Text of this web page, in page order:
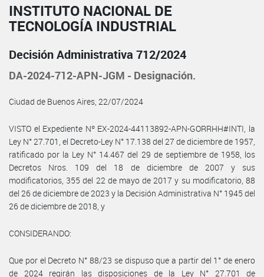
INSTITUTO NACIONAL DE
TECNOLOGÍA INDUSTRIAL
Decisión Administrativa 712/2024
DA-2024-712-APN-JGM - Designación.
Ciudad de Buenos Aires, 22/07/2024
VISTO el Expediente Nº EX-2024-44113892-APN-GORRHH#INTI, la
Ley N° 27.701, el Decreto-Ley N° 17.138 del 27 de diciembre de 1957,
ratificado por la Ley N° 14.467 del 29 de septiembre de 1958, los
Decretos Nros. 109 del 18 de diciembre de 2007 y sus
modificatorios, 355 del 22 de mayo de 2017 y su modificatorio, 88
del 26 de diciembre de 2023 y la Decisión Administrativa N° 1945 del
26 de diciembre de 2018, y
CONSIDERANDO:
Que por el Decreto N° 88/23 se dispuso que a partir del 1° de enero
de 2024 regirán las disposiciones de la Ley N° 27.701 de